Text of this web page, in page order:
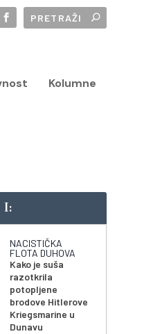
Kolumne
I:
NACISTIČKA
FLOTA DUHOVA
Kako je suša
razotkrila
potopljene
brodove Hitlerove
Kriegsmarine u
Dunavu